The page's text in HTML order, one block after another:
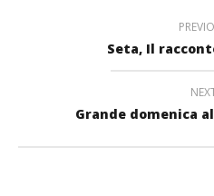
Seta, Il
Grande domenica